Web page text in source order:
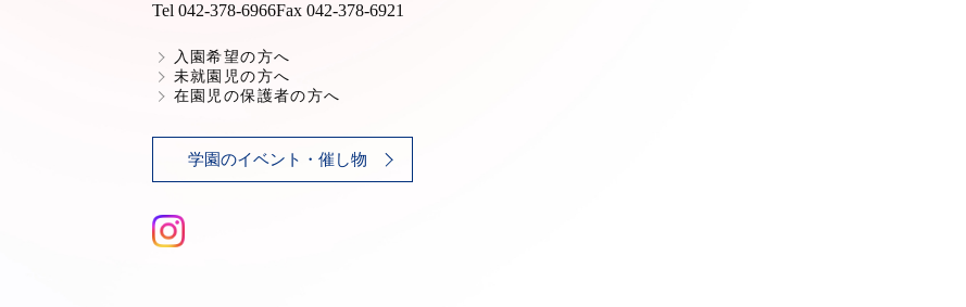
Tel 042-378-6966Fax 042-378-6921
入園希望の方へ
未就園児の方へ
在園児の保護者の方へ
学園のイベント・催し物